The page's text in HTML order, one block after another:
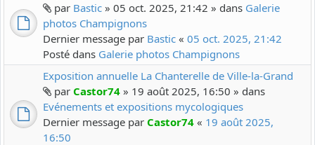
par Bastic » 05 oct. 2025, 21:42 » dans Galerie
photos Champignons
Dernier message par Bastic « 05 oct. 2025, 21:42
Posté dans Galerie photos Champignons
Exposition annuelle La Chanterelle de Ville-la-Grand
par Castor74 » 19 août 2025, 16:50 » dans
Evénements et expositions mycologiques
Dernier message par Castor74 « 19 août 2025,
16:50